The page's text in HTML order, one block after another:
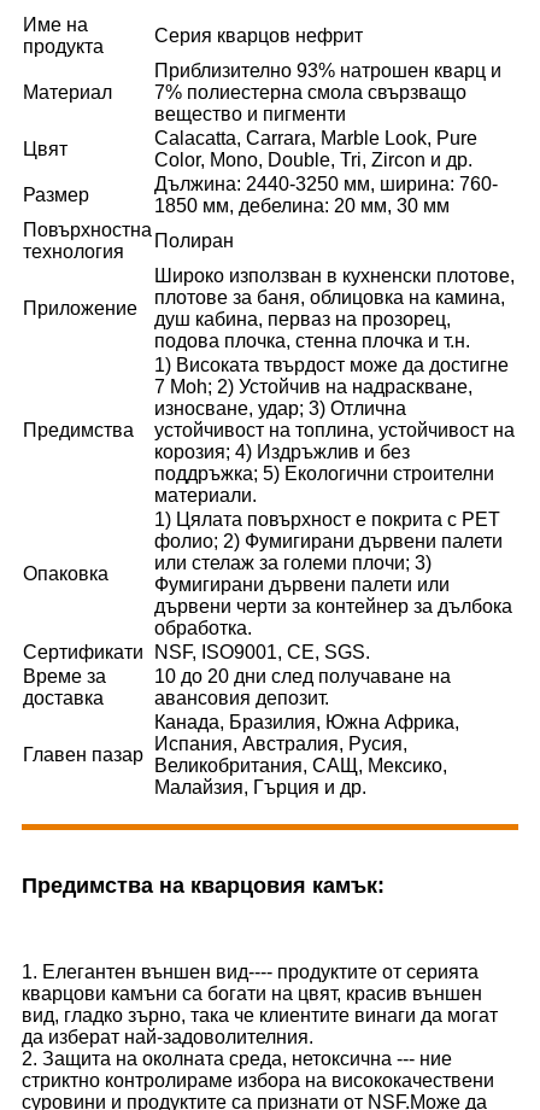
Име на
продукта
Серия кварцов нефрит
Материал
Приблизително 93% натрошен кварц и
7% полиестерна смола свързващо
вещество и пигменти
Цвят
Calacatta, Carrara, Marble Look, Pure
Color, Mono, Double, Tri, Zircon и др.
Размер
Дължина: 2440-3250 мм, ширина: 760-
1850 мм, дебелина: 20 мм, 30 мм
Повърхностна
технология
Полиран
Приложение
Широко използван в кухненски плотове,
плотове за баня, облицовка на камина,
душ кабина, перваз на прозорец,
подова плочка, стенна плочка и т.н.
Предимства
1) Високата твърдост може да достигне
7 Moh; 2) Устойчив на надраскване,
износване, удар; 3) Отлична
устойчивост на топлина, устойчивост на
корозия; 4) Издръжлив и без
поддръжка; 5) Екологични строителни
материали.
Опаковка
1) Цялата повърхност е покрита с PET
фолио; 2) Фумигирани дървени палети
или стелаж за големи плочи; 3)
Фумигирани дървени палети или
дървени черти за контейнер за дълбока
обработка.
Сертификати
NSF, ISO9001, CE, SGS.
Време за
доставка
10 до 20 дни след получаване на
авансовия депозит.
Главен пазар
Канада, Бразилия, Южна Африка,
Испания, Австралия, Русия,
Великобритания, САЩ, Мексико,
Малайзия, Гърция и др.
Предимства на кварцовия камък:
1. Елегантен външен вид---- продуктите от серията
кварцови камъни са богати на цвят, красив външен
вид, гладко зърно, така че клиентите винаги да могат
да изберат най-задоволителния.
2. Защита на околната среда, нетоксична --- ние
стриктно контролираме избора на висококачествени
суровини и продуктите са признати от NSF.Може да